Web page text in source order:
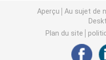
Vélo électrique à
Vélo électrique de 20
Aperçu Au sujet de
Plan du site